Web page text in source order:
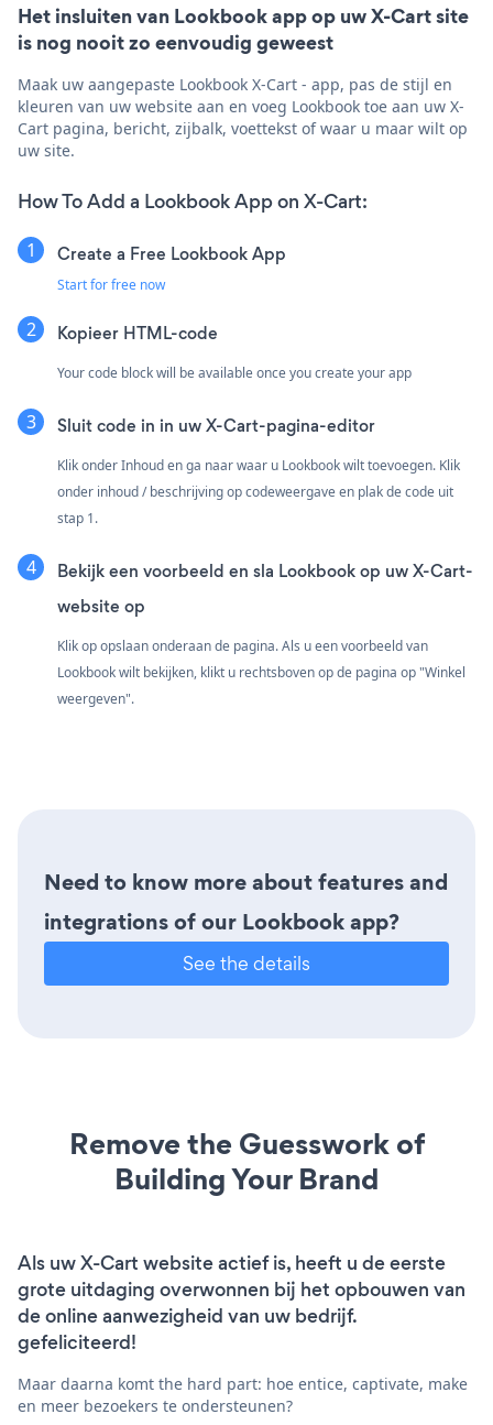
Het insluiten van Lookbook app op uw X-Cart site
is nog nooit zo eenvoudig geweest
Maak uw aangepaste Lookbook X-Cart - app, pas de stijl en
kleuren van uw website aan en voeg Lookbook toe aan uw X-
Cart pagina, bericht, zijbalk, voettekst of waar u maar wilt op
uw site.
How To Add a Lookbook App on X-Cart:
Create a Free Lookbook App
Start for free now
Kopieer HTML-code
Your code block will be available once you create your app
Sluit code in in uw X-Cart-pagina-editor
Klik onder Inhoud en ga naar waar u Lookbook wilt toevoegen. Klik
onder inhoud / beschrijving op codeweergave en plak de code uit
stap 1.
Bekijk een voorbeeld en sla Lookbook op uw X-Cart-
website op
Klik op opslaan onderaan de pagina. Als u een voorbeeld van
Lookbook wilt bekijken, klikt u rechtsboven op de pagina op "Winkel
weergeven".
Need to know more about features and
integrations of our Lookbook app?
See the details
Remove the Guesswork of
Building Your Brand
Als uw X-Cart website actief is, heeft u de eerste
grote uitdaging overwonnen bij het opbouwen van
de online aanwezigheid van uw bedrijf.
gefeliciteerd!
Maar daarna komt the hard part: hoe entice, captivate, make
en meer bezoekers te ondersteunen?